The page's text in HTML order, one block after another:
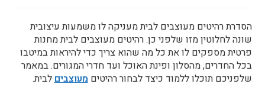
הסדרת רהיטים מעוצבים לבית מעניקה לו משמעות עיצובית
שונה לחלוטין מזו שלפני כן. רהיטים מעוצבים לבית מחנות
פרטית מספקים לו את כל מה שהוא צריך כדי להיראות במיטבו
בכל החדרים, מהסלון ופינת האוכל ועד חדרי המגורים. במאמר
שלפניכם תוכלו ללמוד כיצד לבחור רהיטים מעוצבים לבית.